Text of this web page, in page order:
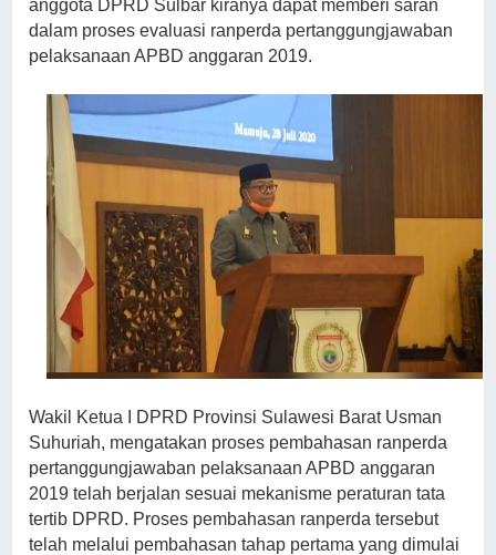
anggota DPRD Sulbar kiranya dapat memberi saran
dalam proses evaluasi ranperda pertanggungjawaban
pelaksanaan APBD anggaran 2019.
Wakil Ketua I DPRD Provinsi Sulawesi Barat Usman
Suhuriah, mengatakan proses pembahasan ranperda
pertanggungjawaban pelaksanaan APBD anggaran
2019 telah berjalan sesuai mekanisme peraturan tata
tertib DPRD. Proses pembahasan ranperda tersebut
telah melalui pembahasan tahap pertama yang dimulai